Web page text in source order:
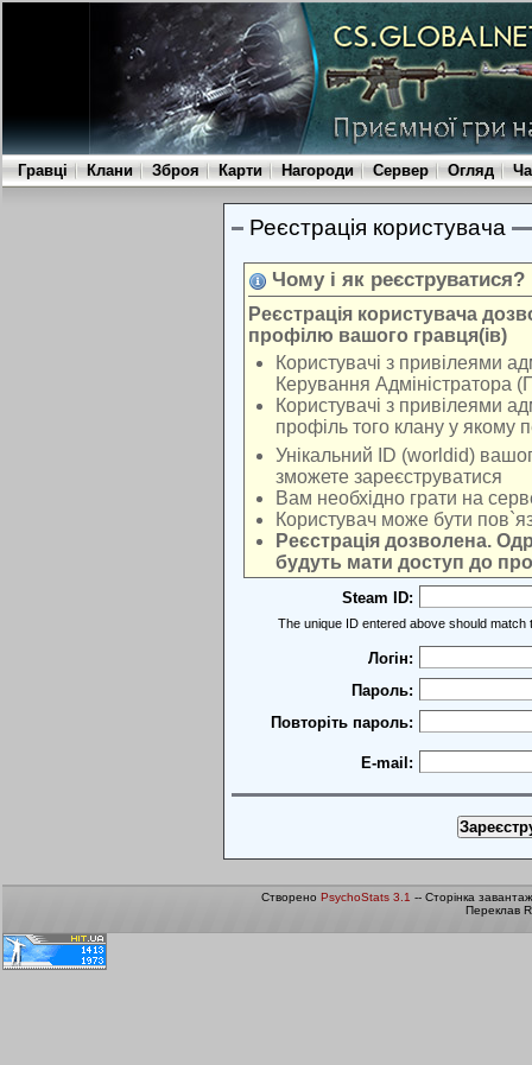
Гравці Клани Зброя Карти Нагороди Сервер Огляд
Реєстрація користувача
Чому і як реєструватися?
Реєстрація користувача
профілю вашого гравця(ів)
Користувачі з привілеями
Керування Адміністратора
Користувачі з привілеями
профіль того клану у якому
Унікальний ID (worldid)
зможете зареєструватися
Вам необхідно грати на
Користувач може бути
Реєстрація дозволена.
будуть мати доступ до
Steam ID:
The unique ID entered above should match
Логін:
Пароль:
Повторіть пароль:
E-mail:
Створено PsychoStats 3.1 -- Сторінка
Переклав